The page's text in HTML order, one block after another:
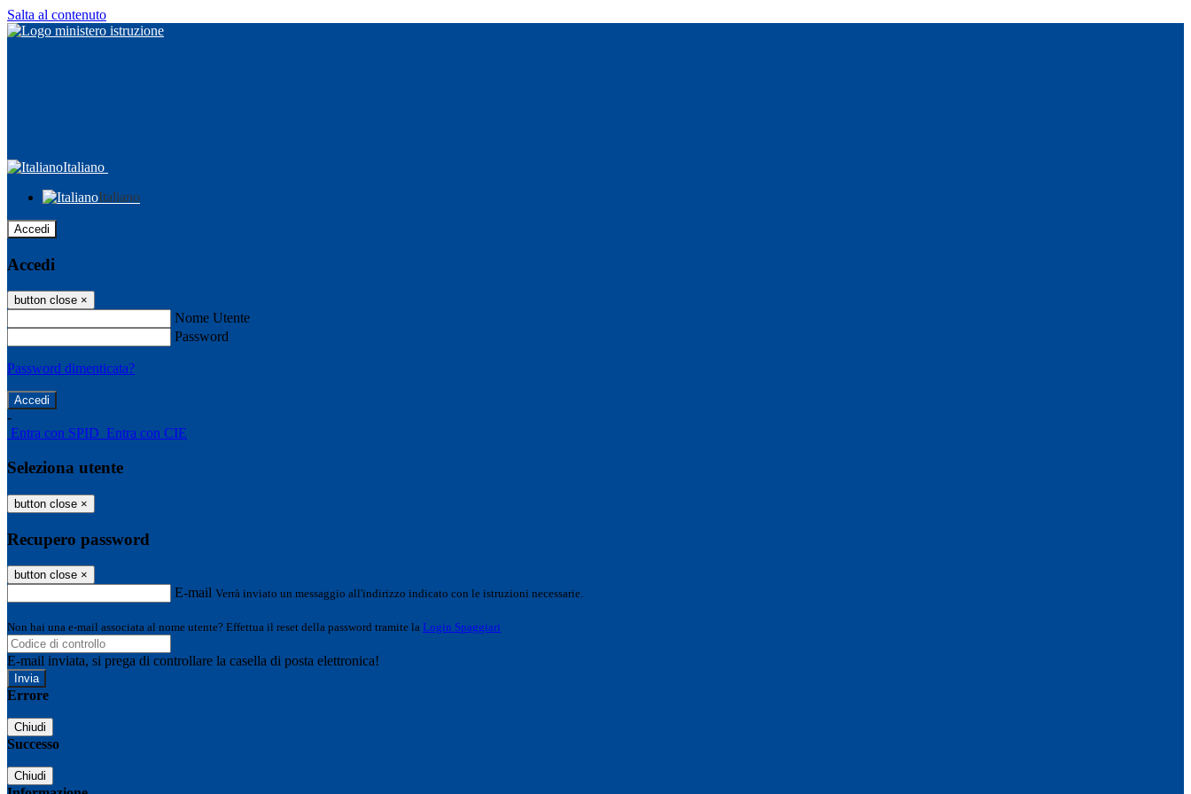
Salta al contenuto
Italiano
Italiano
Accedi
Accedi
button close ×
Nome Utente
Password
Password dimenticata?
-
Entra con SPID Entra con CIE
Seleziona utente
button close ×
Recupero password
button close ×
E-mail Verrà inviato un messaggio all'indirizzo indicato con le istruzioni necessarie.
Non hai una e-mail associata al nome utente? Effettua il reset della password tramite la Login Spaggiari
E-mail inviata, si prega di controllare la casella di posta elettronica!
Errore
Chiudi
Successo
Chiudi